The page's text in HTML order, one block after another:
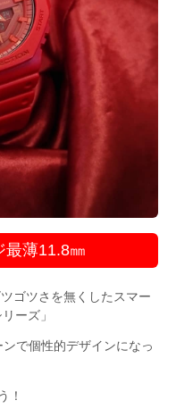
最薄11.8㎜
ゴツさを無くしたスマー
ーズ」
で個性的デザインになっ
！